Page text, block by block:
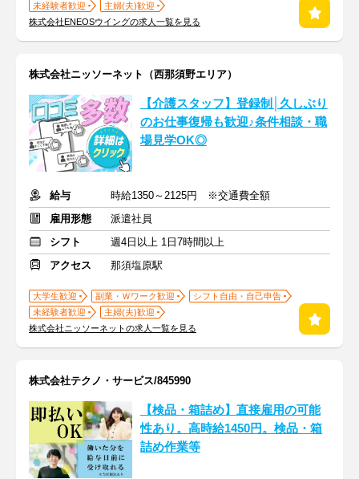
未経験者歓迎
主婦(夫)歓迎
株式会社ENEOSウイングの求人一覧を見る
株式会社ニッソーネット（西那須野エリア）
【介護スタッフ】登録制│久しぶり
のお仕事復帰も歓迎♪条件相談・職
場見学OK◎
給与
時給1350～2125円 ※交通費全額
雇用形態
派遣社員
シフト
週4日以上 1日7時間以上
アクセス
那須塩原駅
大学生歓迎 副業・Ｗワーク歓迎
シフト自由・自己申告
未経験者歓迎
主婦(夫)歓迎
株式会社ニッソーネットの求人一覧を見る
株式会社テクノ・サービス/845990
【検品・箱詰め】直接雇用の可能
性あり。高時給1450円。検品・箱
詰め作業等